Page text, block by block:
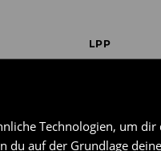
Technologien, um
du auf der Grundlage
LPP